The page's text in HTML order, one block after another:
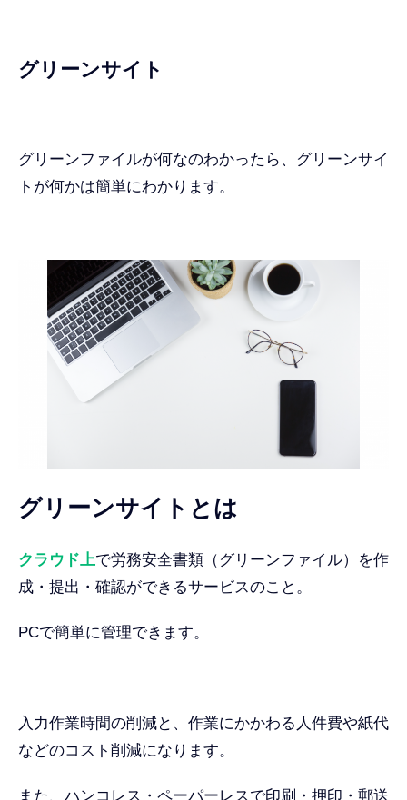
グリーンサイト
グリーンファイルが何なのわかったら、グリーンサイ
トが何かは簡単にわかります。
グリーンサイトとは
クラウド上で労務安全書類（グリーンファイル）を作
成・提出・確認ができるサービスのこと。
PCで簡単に管理できます。
入力作業時間の削減と、作業にかかわる人件費や紙代
などのコスト削減になります。
また、ハンコレス・ペーパーレスで印刷・押印・郵送